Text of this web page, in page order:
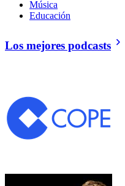
Música
Educación
Los mejores podcasts